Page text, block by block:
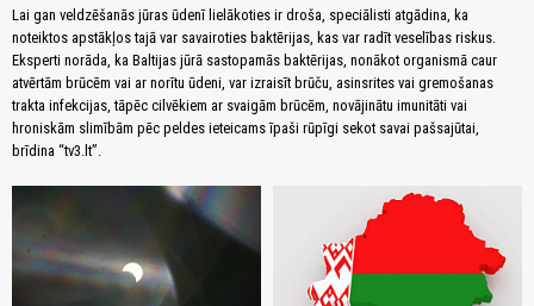
Lai gan veldzēšanās jūras ūdenī lielākoties ir droša, speciālisti atgādina, ka
noteiktos apstākļos tajā var savairoties baktērijas, kas var radīt veselības riskus.
Eksperti norāda, ka Baltijas jūrā sastopamās baktērijas, nonākot organismā caur
atvērtām brūcēm vai ar norītu ūdeni, var izraisīt brūču, asinsrites vai gremošanas
trakta infekcijas, tāpēc cilvēkiem ar svaigām brūcēm, novājinātu imunitāti vai
hroniskām slimībām pēc peldes ieteicams īpaši rūpīgi sekot savai pašsajūtai,
brīdina “tv3.lt”.